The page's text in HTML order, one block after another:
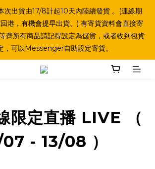
次出貨由17/8計起10天內陸續發貨 。(連線期
港，有機會提早出貨。) 有寄貨資料會直接寄
齊所有商品請記得設定為儲貨，或者收到包貨
，可以Messenger自助設定寄貨。
限定直播 LIVE （
- 13/08 ）